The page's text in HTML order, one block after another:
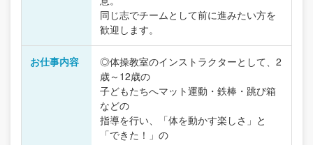
同じ志でチームとして前に進みたい方を
歓迎します。
お仕事内容
◎体操教室のインストラクターとして、2
歳～12歳の
子どもたちへマット運動・鉄棒・跳び箱
などの
指導を行い、「体を動かす楽しさ」と
「できた！」の